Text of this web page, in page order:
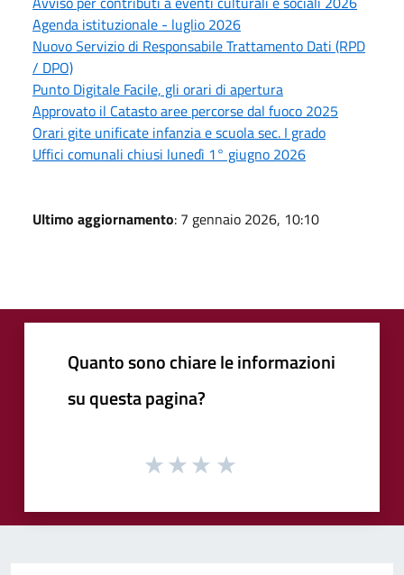
Agenda istituzionale - luglio 2026
Nuovo Servizio di Responsabile Trattamento Dati (RPD
/ DPO)
Punto Digitale Facile, gli orari di apertura
Approvato il Catasto aree percorse dal fuoco 2025
Orari gite unificate infanzia e scuola sec. I grado
Uffici comunali chiusi lunedì 1° giugno 2026
Ultimo aggiornamento: 7 gennaio 2026, 10:10
Quanto sono chiare le informazioni
su questa pagina?